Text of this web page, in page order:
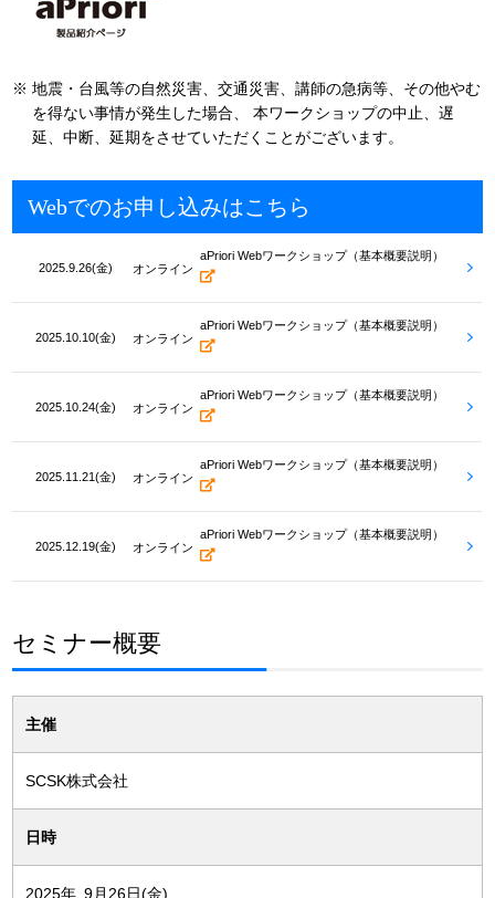
※ 地震・台風等の自然災害、交通災害、講師の急病等、その他やむ
を得ない事情が発生した場合、
本ワークショップの中止、遅
延、中断、延期をさせていただくことがございます。
Webでのお申し込みはこちら
2025.9.26(金) オンライン
aPriori Webワークショップ（基本概要説明）
2025.10.10(金) オンライン
aPriori Webワークショップ（基本概要説明）
2025.10.24(金) オンライン
aPriori Webワークショップ（基本概要説明）
2025.11.21(金) オンライン
aPriori Webワークショップ（基本概要説明）
2025.12.19(金) オンライン
aPriori Webワークショップ（基本概要説明）
セミナー概要
主催
SCSK株式会社
日時
2025年 9月26日(金)